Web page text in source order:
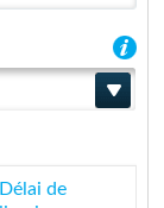
Délai de